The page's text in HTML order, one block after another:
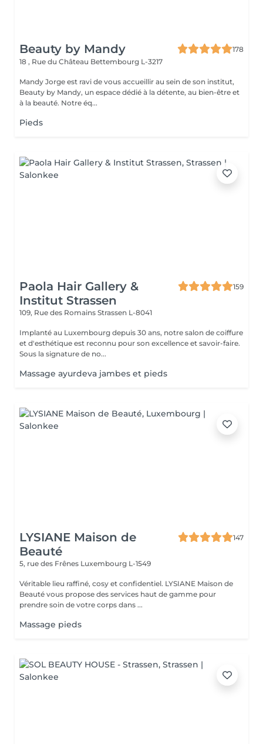
Beauty by Mandy
178
18 , Rue du Château Bettembourg L-3217
Mandy Jorge est ravi de vous accueillir au sein de son institut,
Beauty by Mandy, un espace dédié à la détente, au bien-être et
à la beauté. Notre éq...
Pieds
Paola Hair Gallery &
Institut Strassen
159
109, Rue des Romains Strassen L-8041
Implanté au Luxembourg depuis 30 ans, notre salon de coiffure
et d'esthétique est reconnu pour son excellence et savoir-faire.
Sous la signature de no...
Massage ayurdeva jambes et pieds
LYSIANE Maison de
Beauté
147
5, rue des Frênes Luxembourg L-1549
Véritable lieu raffiné, cosy et confidentiel. LYSIANE Maison de
Beauté vous propose des services haut de gamme pour
prendre soin de votre corps dans ...
Massage pieds